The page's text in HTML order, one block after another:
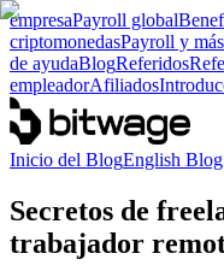
empresaPayroll global
criptomonedasPayroll y
de ayudaBlogReferidos
empleadorAfiliados
Inicio del BlogEnglish Blog
Secretos de
trabajador